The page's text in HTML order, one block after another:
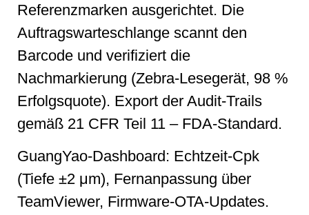
Referenzmarken ausgerichtet. Die
Auftragswarteschlange scannt den
Barcode und verifiziert die
Nachmarkierung (Zebra-Lesegerät, 98 %
Erfolgsquote). Export der Audit-Trails
gemäß 21 CFR Teil 11 – FDA-Standard.
GuangYao-Dashboard: Echtzeit-Cpk
(Tiefe ±2 μm), Fernanpassung über
TeamViewer, Firmware-OTA-Updates.